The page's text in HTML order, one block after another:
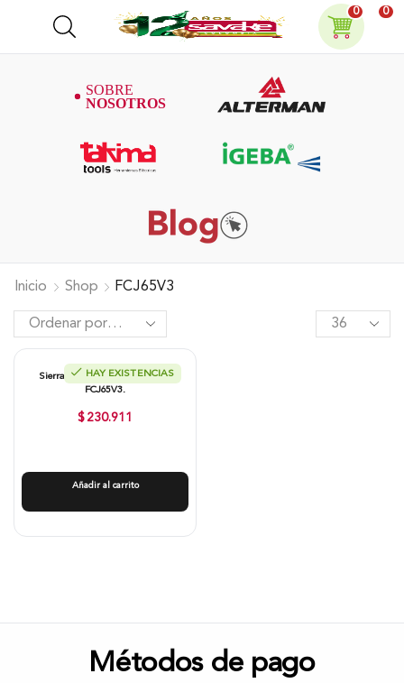
0 0
Inicio Shop FCJ65V3
HAY EXISTENCIAS
Sierra Caladora Hitachi 400W,
FCJ65V3.
$ 230.911
Añadir al carrito
Métodos de pago